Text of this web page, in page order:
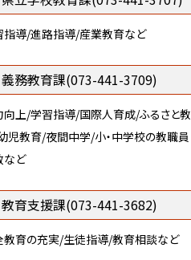
指導/進路指導/産業教育など
義務教育課(073-441-3709)
向上/学習指導/国際人育成/ふるさと教
児教育/夜間中学/小・中学校の教職員
など
教育支援課(073-441-3682)
教育の充実/生徒指導/教育相談など